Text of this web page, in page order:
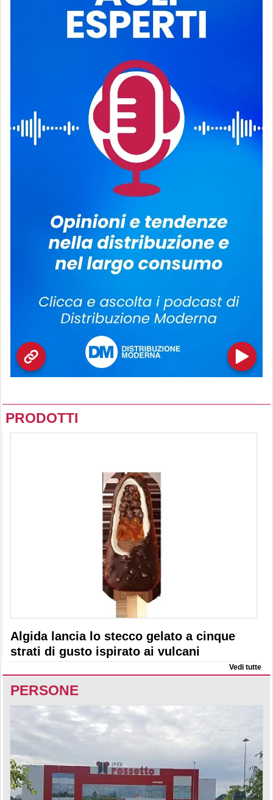
PRODOTTI
Algida lancia lo stecco gelato a cinque
strati di gusto ispirato ai vulcani
Vedi tutte
PERSONE